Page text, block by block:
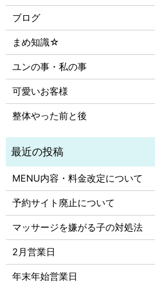
ブログ
まめ知識☆
ユンの事・私の事
可愛いお客様
整体やった前と後
MENU内容・料金改定について
予約サイト廃止について
マッサージを嫌がる子の対処法
2月営業日
年末年始営業日